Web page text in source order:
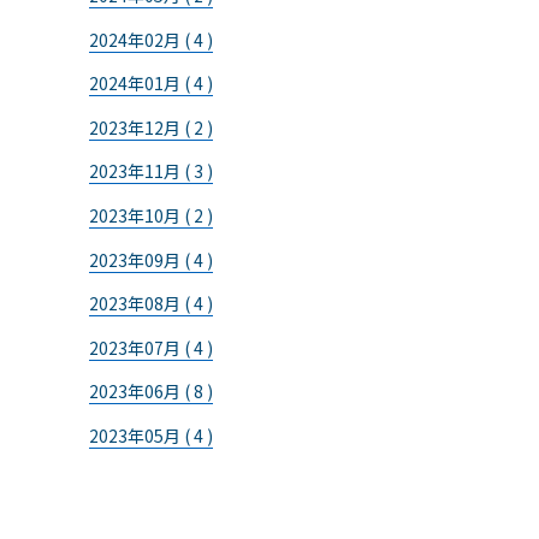
2024年02月 ( 4 )
2024年01月 ( 4 )
2023年12月 ( 2 )
2023年11月 ( 3 )
2023年10月 ( 2 )
2023年09月 ( 4 )
2023年08月 ( 4 )
2023年07月 ( 4 )
2023年06月 ( 8 )
2023年05月 ( 4 )